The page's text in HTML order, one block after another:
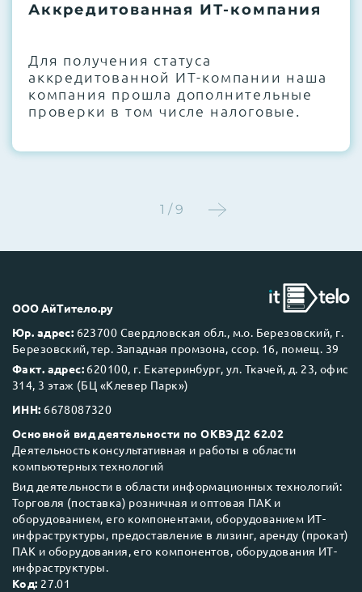
Аккредитованная ИТ-компания
Для получения статуса
аккредитованной ИТ-компании наша
компания прошла дополнительные
проверки в том числе налоговые.
1 / 9
ООО АйТитело.ру
Юр. адрес: 623700 Свердловская обл., м.о. Березовский, г.
Березовский, тер. Западная промзона, ссор. 16, помещ. 39
Факт. адрес: 620100, г. Екатеринбург, ул. Ткачей, д. 23, офис
314, 3 этаж (БЦ «Клевер Парк»)
ИНН: 6678087320
Основной вид деятельности по ОКВЭД2 62.02
Деятельность консультативная и работы в области
компьютерных технологий
Вид деятельности в области информационных технологий:
Торговля (поставка) розничная и оптовая ПАК и
оборудованием, его компонентами, оборудованием ИТ-
инфраструктуры, предоставление в лизинг, аренду (прокат)
ПАК и оборудования, его компонентов, оборудования ИТ-
инфраструктуры.
Код: 27.01